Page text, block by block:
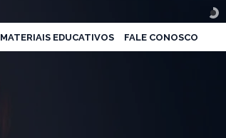
MATERIAIS EDUCATIVOS FALE CONOSCO